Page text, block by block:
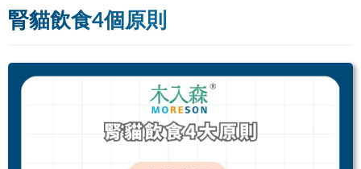
腎貓飲食4個原則